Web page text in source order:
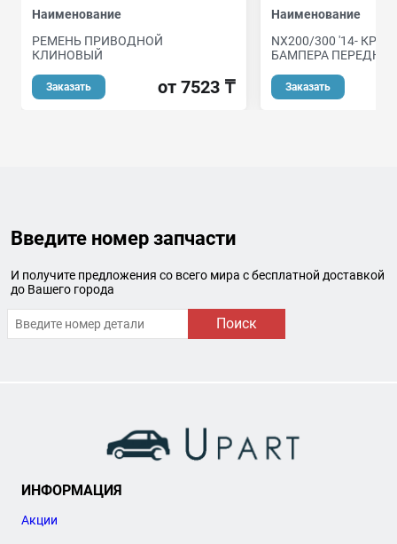
Наименование
РЕМЕНЬ ПРИВОДНОЙ
КЛИНОВЫЙ
Заказать от 7523 ₸
Наименование
NX200/300 '14-
БАМПЕРА ПЕРЕДН
Заказать
Введите номер запчасти
И получите предложения со всего мира с бесплатной доставкой
до Вашего города
Поиск
ИНФОРМАЦИЯ
Акции